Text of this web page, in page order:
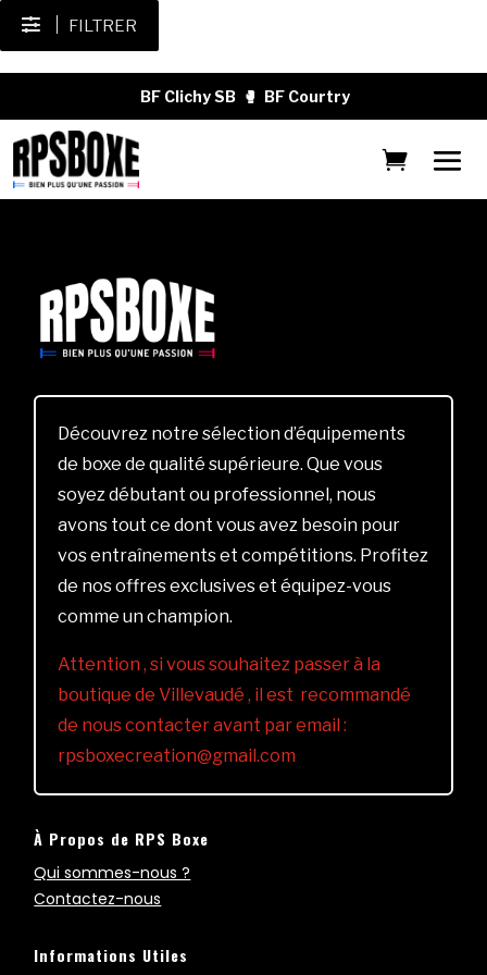
FILTRER
BF Clichy SB 🥊 BF Courtry
Découvrez notre sélection d’équipements
de boxe de qualité supérieure. Que vous
soyez débutant ou professionnel, nous
avons tout ce dont vous avez besoin pour
vos entraînements et compétitions. Profitez
de nos offres exclusives et équipez-vous
comme un champion.
Attention , si vous souhaitez passer à la
boutique de Villevaudé , il est recommandé
de nous contacter avant par email :
rpsboxecreation@gmail.com
À Propos de RPS Boxe
Qui sommes-nous ?
Contactez-nous
Informations Utiles